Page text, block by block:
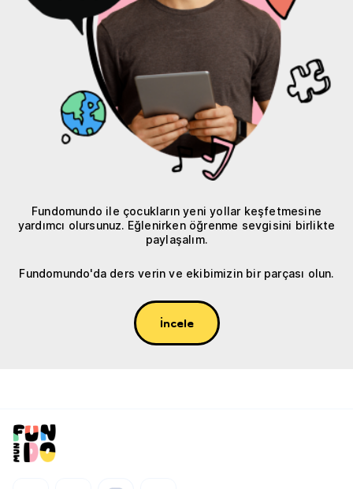
Fundomundo ile çocukların yeni yollar keşfetmesine
yardımcı olursunuz. Eğlenirken öğrenme sevgisini birlikte
paylaşalım.
Fundomundo'da ders verin ve ekibimizin bir parçası olun.
İncele